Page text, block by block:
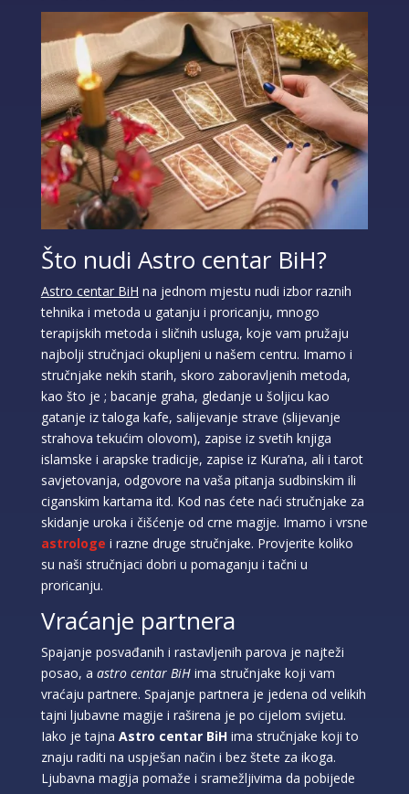
Što nudi Astro centar BiH?
Astro centar BiH na jednom mjestu nudi izbor raznih
tehnika i metoda u gatanju i proricanju, mnogo
terapijskih metoda i sličnih usluga, koje vam pružaju
najbolji stručnjaci okupljeni u našem centru. Imamo i
stručnjake nekih starih, skoro zaboravljenih metoda,
kao što je ; bacanje graha, gledanje u šoljicu kao
gatanje iz taloga kafe, salijevanje strave (slijevanje
strahova tekućim olovom), zapise iz svetih knjiga
islamske i arapske tradicije, zapise iz Kura’na, ali i tarot
savjetovanja, odgovore na vaša pitanja sudbinskim ili
ciganskim kartama itd. Kod nas ćete naći stručnjake za
skidanje uroka i čišćenje od crne magije. Imamo i vrsne
astrologe i razne druge stručnjake. Provjerite koliko
su naši stručnjaci dobri u pomaganju i tačni u
proricanju.
Vraćanje partnera
Spajanje posvađanih i rastavljenih parova je najteži
posao, a astro centar BiHima stručnjake koji vam
vraćaju partnere. Spajanje partnera je jedena od velikih
tajni ljubavne magije i raširena je po cijelom svijetu.
Iako je tajna Astro centar BiHima stručnjake koji to
znaju raditi na uspješan način i bez štete za ikoga.
Ljubavna magija pomaže i sramežljivima da pobijede